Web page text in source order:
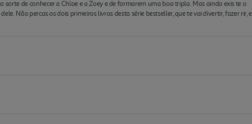
sorte de conhecer a Chloe e a Zoey e de formarem uma boa tripla. Mas ainda exis te o
Não percas os dois primeiros livros desta série bestseller, que te vai divertir, fazer rir, e